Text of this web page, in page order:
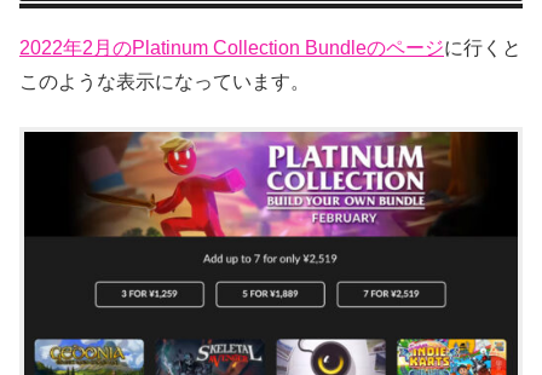
2022年2月のPlatinum Collection Bundleのページに行くと
このような表示になっています。